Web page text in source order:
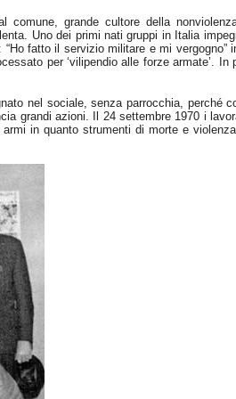
grande cultore della
Uno dei primi nati gruppi in Italia
fatto il servizio militare e mi vergogno”
per ‘vilipendio alle forze armate’. In
nel sociale, senza parrocchia, perché
grandi azioni. Il 24 settembre 1970 i
in quanto strumenti di morte e